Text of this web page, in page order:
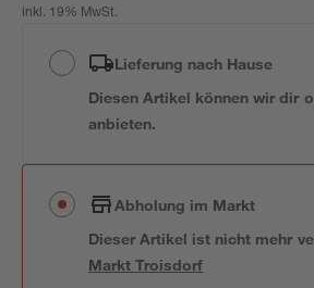
inkl. 19% MwSt.
Lieferung nach Hause
Diesen Artikel können wir dir
anbieten.
Abholung im Markt
Dieser Artikel ist nicht mehr
MarktTroisdorf